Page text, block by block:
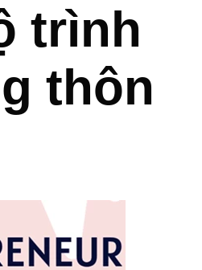
trình
thôn